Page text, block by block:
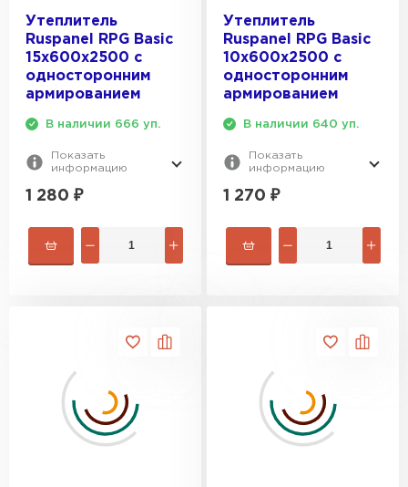
Утеплитель
Ruspanel RPG Basic
15х600х2500 с
односторонним
армированием
В наличии 666 уп.
Показать
информацию
1 280 ₽
Утеплитель
Ruspanel RPG Basic
10х600х2500 с
односторонним
армированием
В наличии 640 уп.
Показать
информацию
1 270 ₽